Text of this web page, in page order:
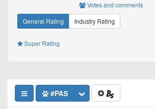
Votes and comments
General Rating
Industry Rating
Super Rating
#PAS